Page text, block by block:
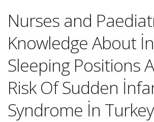
Nurses and
Knowledge About
Sleeping Positions
Risk Of Sudden
Syndrome İn Turkey